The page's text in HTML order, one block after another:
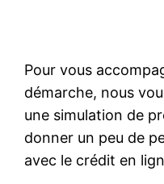
Pour vous
démarche, nous
une simulation de
donner un peu de
avec le crédit en